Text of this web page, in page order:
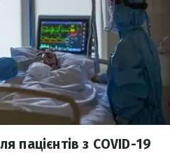
пацієнтів з COVID-19